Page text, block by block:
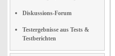
Diskussions-Forum
Testergebnisse aus Tests &
Testberichten